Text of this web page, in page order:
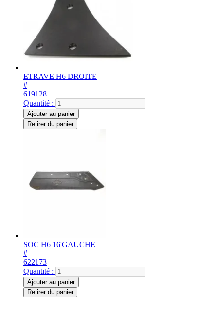
ETRAVE H6 DROITE
#
619128
Quantité :
Ajouter au panier
Retirer du panier
SOC H6 16'GAUCHE
#
622173
Quantité :
Ajouter au panier
Retirer du panier